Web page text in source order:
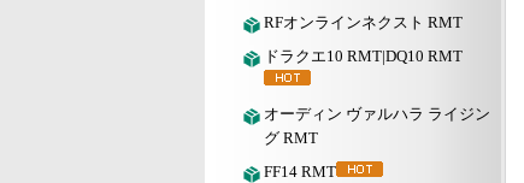
RFオンラインネクスト RMT
ドラクエ10 RMT|DQ10 RMT
オーディン ヴァルハラ ライジン
グ RMT
FF14 RMT